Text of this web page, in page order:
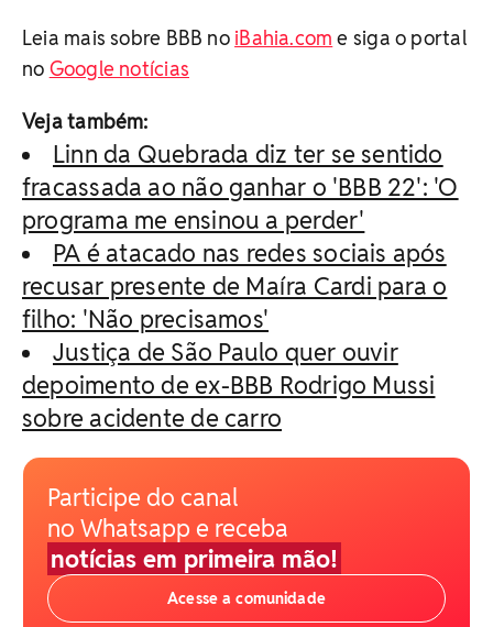
Leia mais sobre BBB no iBahia.com e siga o portal
no Google notícias
Veja também:
Linn da Quebrada diz ter se sentido
fracassada ao não ganhar o 'BBB 22': 'O
programa me ensinou a perder'
PA é atacado nas redes sociais após
recusar presente de Maíra Cardi para o
filho: 'Não precisamos'
Justiça de São Paulo quer ouvir
depoimento de ex-BBB Rodrigo Mussi
sobre acidente de carro
Participe do canal
no Whatsapp e receba
notícias em primeira mão!
Acesse a comunidade